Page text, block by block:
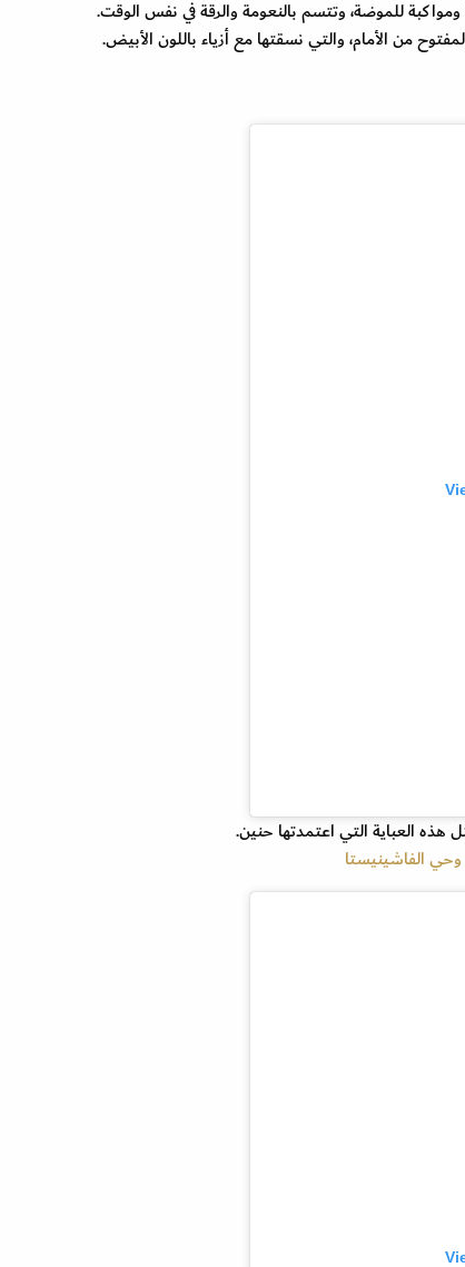
للموضة، وتتسم بالنعومة والرقة في نفس الوقت.
من الأمام، والتي نسقتها مع أزياء باللون الأبيض.
هذه العباية التي اعتمدتها حنين.
الفاشينيستا